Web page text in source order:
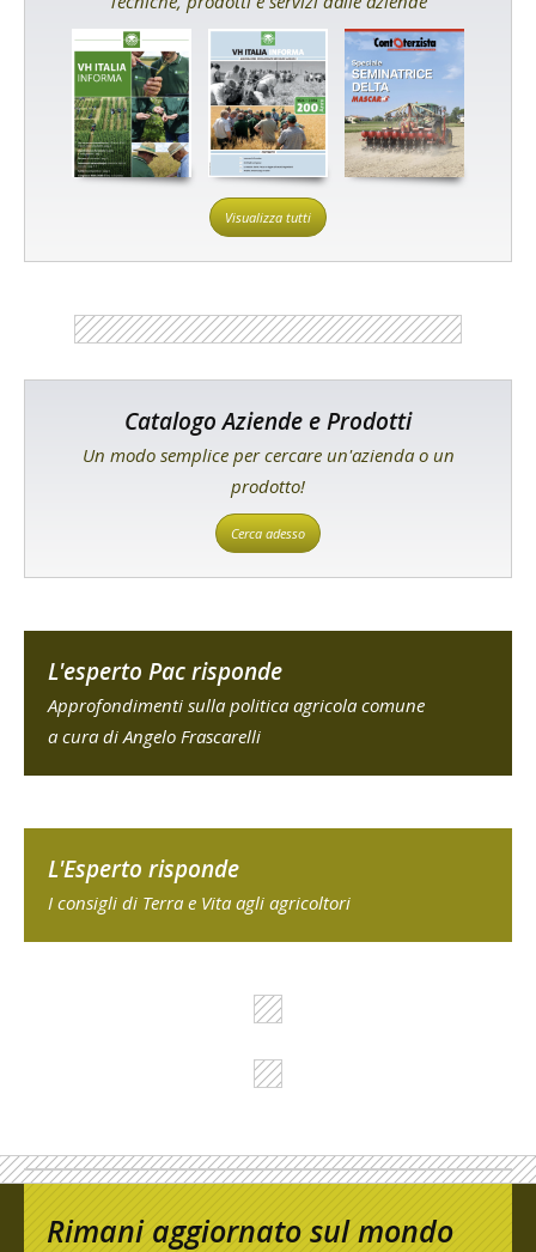
Visualizza tutti
Catalogo Aziende e Prodotti
Un modo semplice per cercare un'azienda o un
prodotto!
Cerca adesso
L'esperto Pac risponde
Approfondimenti sulla politica agricola comune
a cura di Angelo Frascarelli
L'Esperto risponde
I consigli di Terra e Vita agli agricoltori
Rimani aggiornato sul mondo